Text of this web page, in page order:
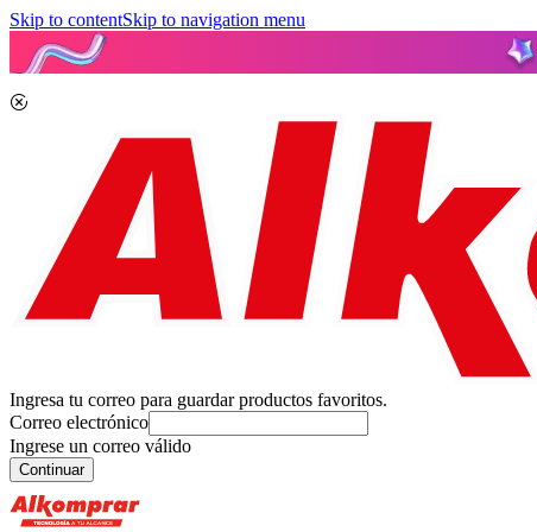
Skip to contentSkip to navigation menu
Ingresa tu correo para guardar productos favoritos.
Correo electrónico
Ingrese un correo válido
Continuar